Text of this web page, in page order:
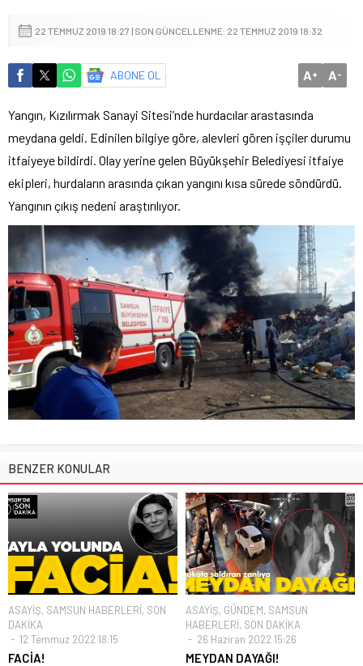
22 TEMMUZ 2019 18:27 | SON GÜNCELLENME: 22 TEMMUZ 2019 18:32
ABONE OL A+ A-
Yangın, Kızılırmak Sanayi Sitesi’nde hurdacılar arastasında
meydana geldi. Edinilen bilgiye göre, alevleri gören işçiler durumu
itfaiyeye bildirdi. Olay yerine gelen Büyükşehir Belediyesi itfaiye
ekipleri, hurdaların arasında çıkan yangını kısa sürede söndürdü.
Yangının çıkış nedeni araştırılıyor.
BENZER KONULAR
ASAYİŞ, SAMSUN HABERLERİ, SON
DAKİKA
12 Temmuz 2022 18:15
FACİA!
ASAYİŞ, GÜNDEM, SAMSUN
HABERLERİ, SON DAKİKA
26 Haziran 2022 15:26
MEYDAN DAYAĞI!